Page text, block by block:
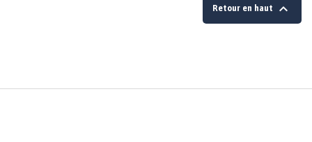
Retour en haut 